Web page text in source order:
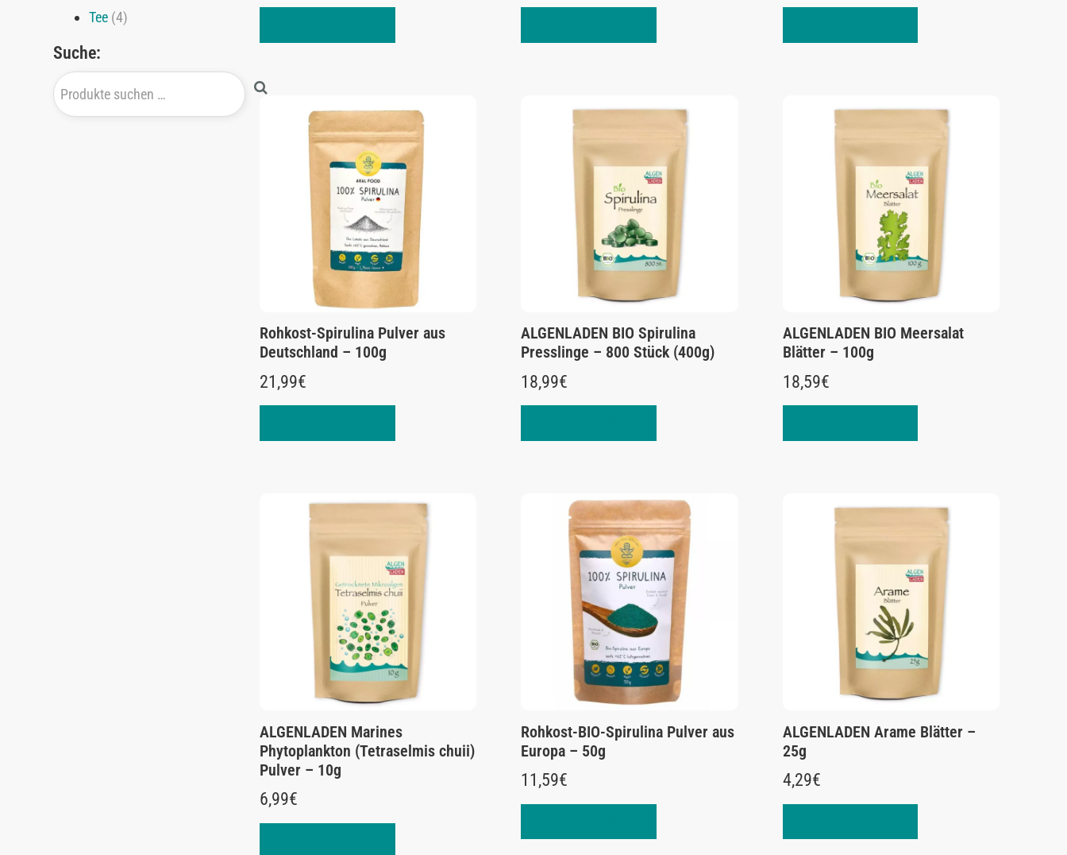
Tee (4)
Suche:
Rohkost-Spirulina Pulver aus
Deutschland – 100g
21,99€
ALGENLADEN BIO Spirulina
Presslinge – 800 Stück (400g)
18,99€
ALGENLADEN BIO Meersalat
Blätter – 100g
18,59€
ALGENLADEN Marines
Phytoplankton (Tetraselmis chuii)
Pulver – 10g
6,99€
Rohkost-BIO-Spirulina Pulver aus
Europa – 50g
11,59€
ALGENLADEN Arame Blätter –
25g
4,29€